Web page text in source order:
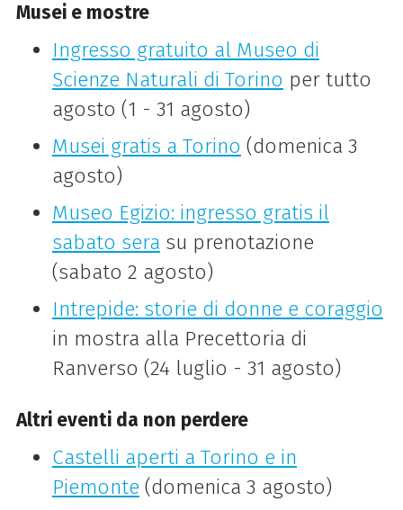
Musei e mostre
Ingresso gratuito al Museo di
Scienze Naturali di Torino per tutto
agosto (1 - 31 agosto)
Musei gratis a Torino (domenica 3
agosto)
Museo Egizio: ingresso gratis il
sabato sera su prenotazione
(sabato 2 agosto)
Intrepide: storie di donne e coraggio
in mostra alla Precettoria di
Ranverso (24 luglio - 31 agosto)
Altri eventi da non perdere
Castelli aperti a Torino e in
Piemonte (domenica 3 agosto)